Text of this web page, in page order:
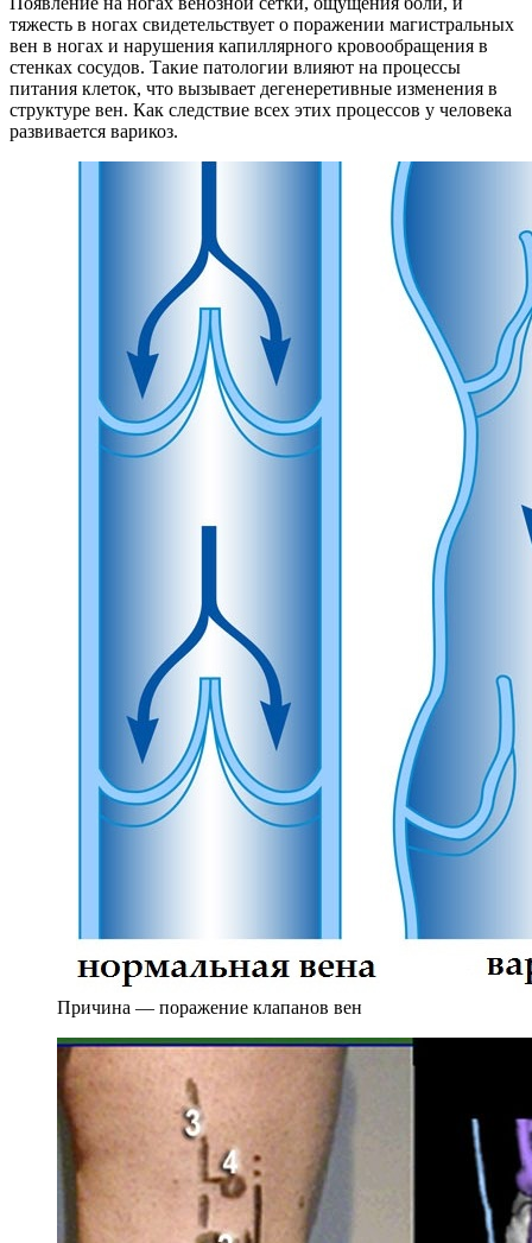
тяжесть в ногах свидетельствует о поражении магистральных
вен в ногах и нарушения капиллярного кровообращения в
стенках сосудов. Такие патологии влияют на процессы
питания клеток, что вызывает дегенеретивные изменения в
структуре вен. Как следствие всех этих процессов у человека
развивается варикоз.
Причина — поражение клапанов вен